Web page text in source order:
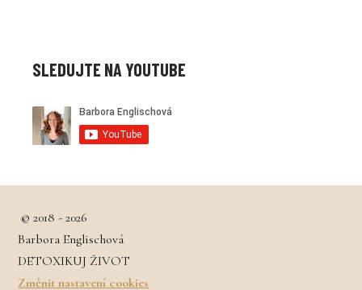
SLEDUJTE NA YOUTUBE
© 2018 - 2026
Barbora Englischová
DETOXIKUJ ŽIVOT
Změnit nastavení cookies